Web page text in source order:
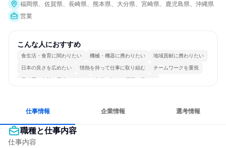
福岡県、佐賀県、長崎県、熊本県、大分県、宮崎県、鹿児島県、沖縄県
営業
こんな人におすすめ
食生活・食育に関わりたい 機械・機器に携わりたい 地域貢献に携わりたい
日本の良さを広めたい 情熱を持って仕事に取り組む チームワークを重視
長く同じ会社に居続けられる 自分の好きな場所で働ける
仕事情報 企業情報 選考情報
職種と仕事内容
仕事内容